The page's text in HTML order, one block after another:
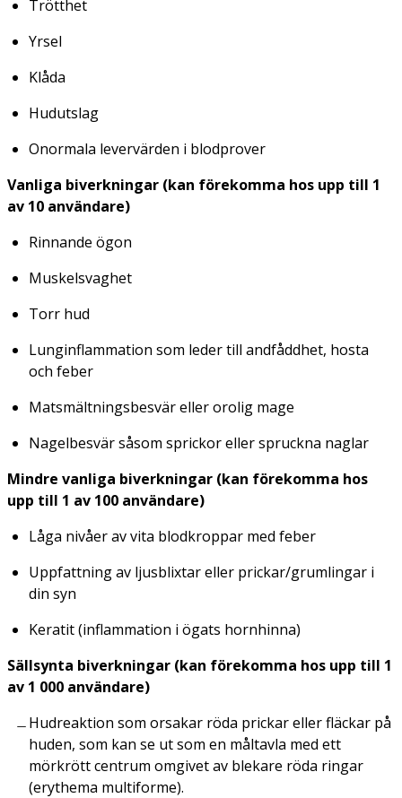
Trötthet
Yrsel
Klåda
Hudutslag
Onormala levervärden i blodprover
Vanliga biverkningar (kan förekomma hos upp till 1
av 10 användare)
Rinnande ögon
Muskelsvaghet
Torr hud
Lunginflammation som leder till andfåddhet, hosta
och feber
Matsmältningsbesvär eller orolig mage
Nagelbesvär såsom sprickor eller spruckna naglar
Mindre vanliga biverkningar (kan förekomma hos
upp till 1 av 100 användare)
Låga nivåer av vita blodkroppar med feber
Uppfattning av ljusblixtar eller prickar/grumlingar i
din syn
Keratit (inflammation i ögats hornhinna)
Sällsynta biverkningar (kan förekomma hos upp till 1
av 1 000 användare)
Hudreaktion som orsakar röda prickar eller fläckar på
huden, som kan se ut som en måltavla med ett
mörkrött centrum omgivet av blekare röda ringar
(erythema multiforme).